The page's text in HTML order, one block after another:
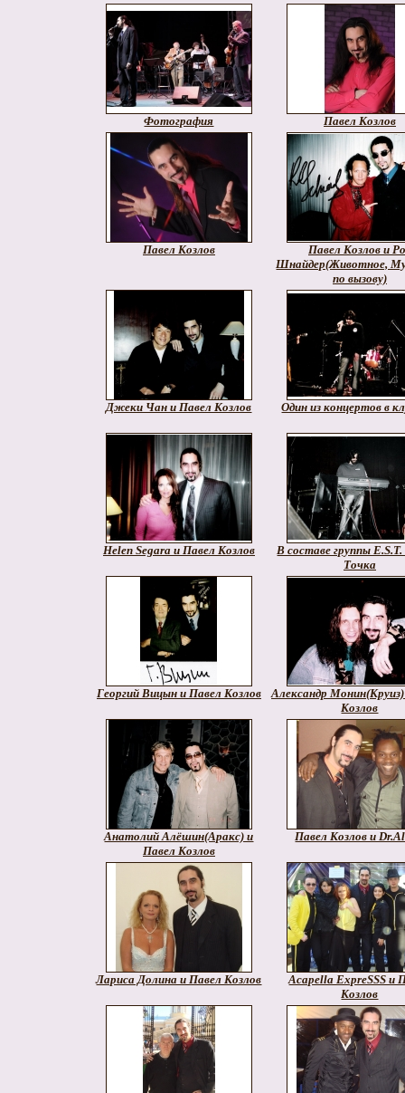
Фотография Павел Козлов
Павел Козлов
Павел Козлов и
Шнайдер(Животное,
по вызову)
Джеки Чан и Павел Козлов Один из концертов в
Helen Segara и Павел Козлов
В составе группы E.S.T.
Точка
Георгий Вицын и Павел Козлов
Александр
Козлов
Анатолий Алёшин(Аракс) и
Павел Козлов
Павел Козлов и
Лариса Долина и Павел Козлов
Acapella ExpreSSS и
Козлов